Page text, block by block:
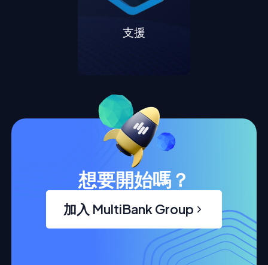
支援
想要開始嗎？
加入 MultiBank Group